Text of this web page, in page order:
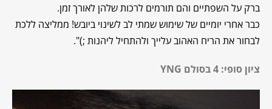
ברק על השפתיים והם תורמים לרכות שלהן לאורך זמן.
כבר אחרי יומיים של שימוש שמתי לב לשינוי ביובש! ממליצה ללכת
לבחור את הריח האהוב עלייך ולהתחיל ליהנות ;)".
ציון סופי: 4 בסולם YNG